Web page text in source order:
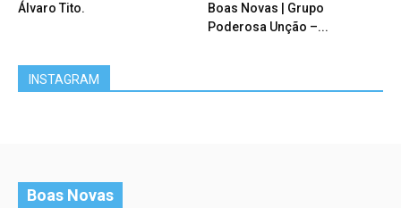
Álvaro Tito.
Boas Novas | Grupo
Poderosa Unção –...
INSTAGRAM
Boas Novas